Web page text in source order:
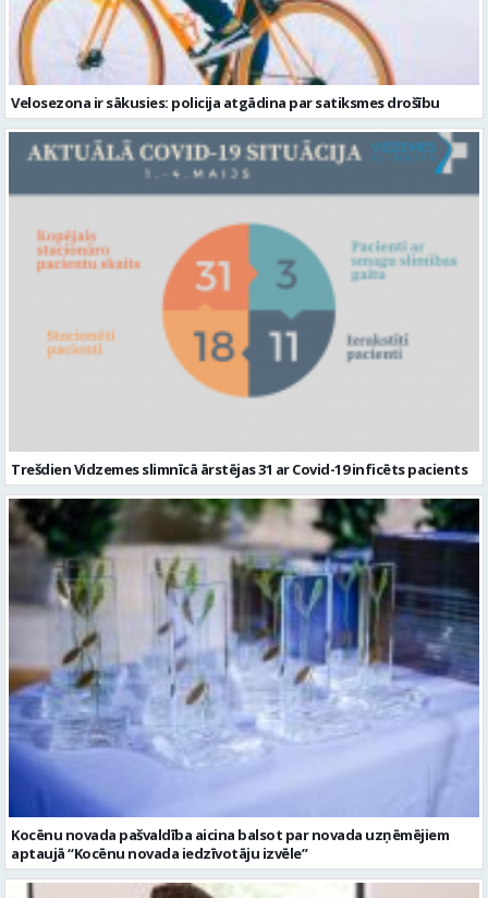
Velosezona ir sākusies: policija atgādina par satiksmes drošību
Trešdien Vidzemes slimnīcā ārstējas 31 ar Covid-19 inficēts pacients
Kocēnu novada pašvaldība aicina balsot par novada uzņēmējiem
aptaujā “Kocēnu novada iedzīvotāju izvēle”